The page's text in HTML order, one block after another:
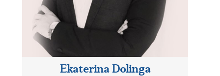
Ekaterina Dolinga